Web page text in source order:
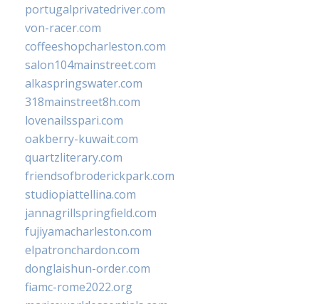
portugalprivatedriver.com
von-racer.com
coffeeshopcharleston.com
salon104mainstreet.com
alkaspringswater.com
318mainstreet8h.com
lovenailsspari.com
oakberry-kuwait.com
quartzliterary.com
friendsofbroderickpark.com
studiopiattellina.com
jannagrillspringfield.com
fujiyamacharleston.com
elpatronchardon.com
donglaishun-order.com
fiamc-rome2022.org